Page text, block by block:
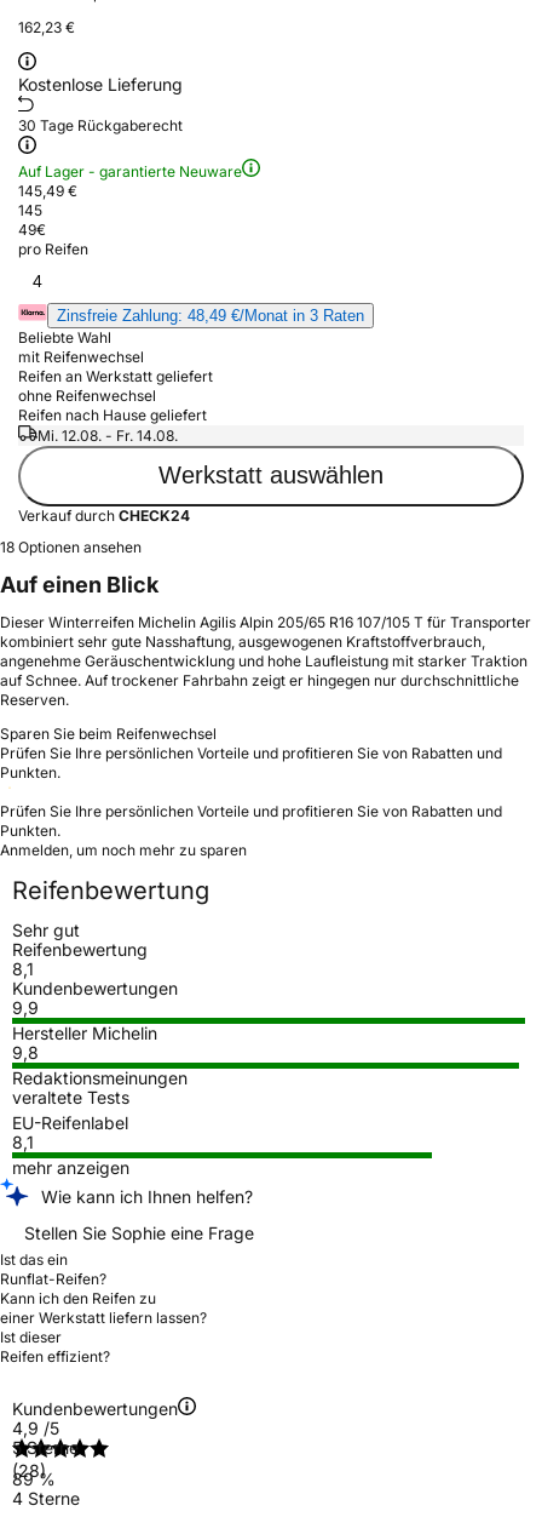
162,23 €
Kostenlose Lieferung
30 Tage Rückgaberecht
Auf Lager - garantierte Neuware
145,49 €
145
49€
pro Reifen
4
Zinsfreie Zahlung: 48,49 €/Monat in 3 Raten
Beliebte Wahl
mit Reifenwechsel
Reifen an Werkstatt geliefert
ohne Reifenwechsel
Reifen nach Hause geliefert
Mi. 12.08. - Fr. 14.08.
Werkstatt auswählen
Verkauf durch CHECK24
18 Optionen ansehen
Auf einen Blick
Dieser Winterreifen Michelin Agilis Alpin 205/65 R16 107/105 T für Transporter
kombiniert sehr gute Nasshaftung, ausgewogenen Kraftstoffverbrauch,
angenehme Geräuschentwicklung und hohe Laufleistung mit starker Traktion
auf Schnee. Auf trockener Fahrbahn zeigt er hingegen nur durchschnittliche
Reserven.
Sparen Sie beim Reifenwechsel
Prüfen Sie Ihre persönlichen Vorteile und profitieren Sie von Rabatten und
Punkten.
Prüfen Sie Ihre persönlichen Vorteile und profitieren Sie von Rabatten und
Punkten.
Anmelden, um noch mehr zu sparen
Reifenbewertung
Sehr gut
Reifenbewertung
8,1
Kundenbewertungen
9,9
Hersteller Michelin
9,8
Redaktionsmeinungen
veraltete Tests
EU-Reifenlabel
8,1
mehr anzeigen
Wie kann ich Ihnen helfen?
Stellen Sie Sophie eine Frage
Ist das ein
Runflat-Reifen?
Kann ich den Reifen zu
einer Werkstatt liefern lassen?
Ist dieser
Reifen effizient?
Kundenbewertungen
4,9 /5
(28)
5 Sterne
89 %
4 Sterne